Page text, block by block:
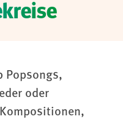
Popsongs,
oder